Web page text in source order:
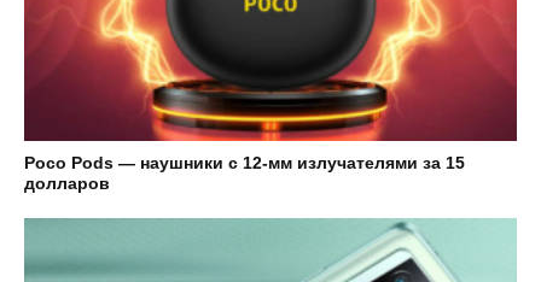
Poco Pods — наушники с 12-мм излучателями за 15
долларов